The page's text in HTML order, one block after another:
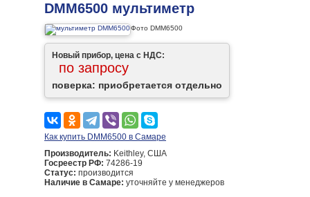
DMM6500 мультиметр
Фото DMM6500
Новый прибор, цена с НДС:
по запросу
поверка: приобретается отдельно
Как купить DMM6500 в Самаре
Производитель: Keithley, США
Госреестр РФ: 74286-19
Статус: производится
Наличие в Самаре: уточняйте у менеджеров